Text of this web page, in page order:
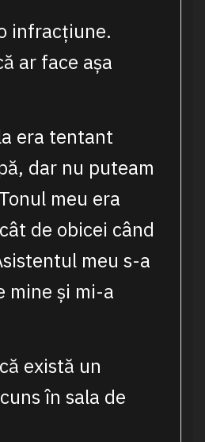
infracțiune.
ar face așa
era tentant
dar nu puteam
meu era
de obicei când
meu s-a
mine și mi-a
există un
în sala de